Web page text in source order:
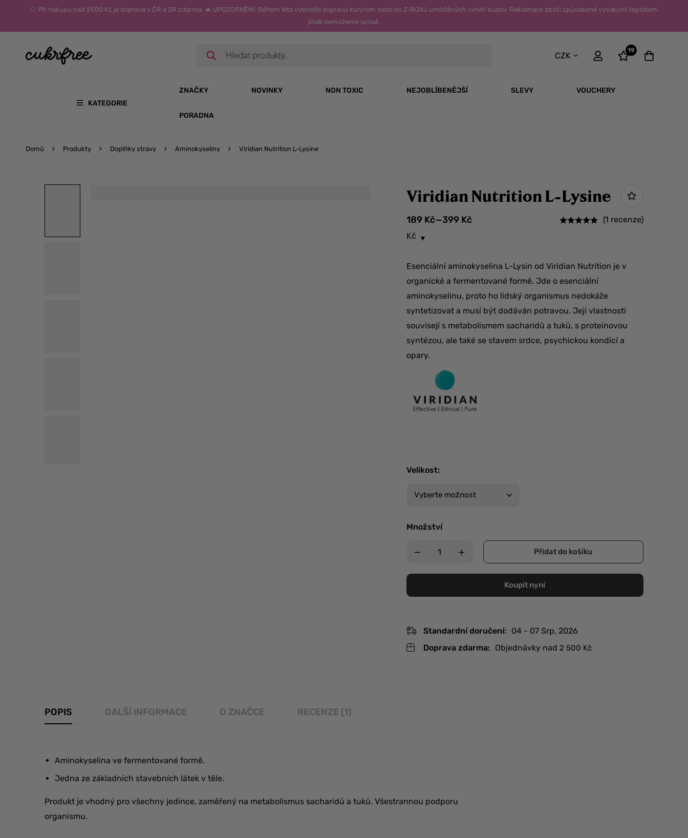
🤍 Při nákupu nad 2500 Kč je doprava v ČR a SR zdarma. 🔥 UPOZORNĚNÍ: Během léta vybírejte dopravu kurýrem nebo do Z-BOXů umístěných uvnitř budov. Reklamace zboží způsobené vysokými teplotami
jinak nemůžeme uznat.
CZK
19
KATEGORIE
ZNAČKY NOVINKY NON TOXIC NEJOBLÍBENĚJŠÍ SLEVY VOUCHERY
PORADNA
Domů Produkty Doplňky stravy Aminokyseliny Viridian Nutrition L-Lysine
Viridian Nutrition L-Lysine
189 Kč–399 Kč
(1 recenze)
Kč
Esenciální aminokyselina L-Lysin od Viridian Nutrition je v
organické a fermentované formě. Jde o esenciální
aminokyselinu, proto ho lidský organismus nedokáže
syntetizovat a musí být dodáván potravou. Její vlastnosti
souvisejí s metabolismem sacharidů a tuků, s proteinovou
syntézou, ale také se stavem srdce, psychickou kondicí a
opary.
Velikost:
Množství
Přidat do košíku
Koupit nyní
Standardní doručení: 04 - 07 Srp, 2026
Doprava zdarma: Objednávky nad 2 500 Kč
POPIS DALŠÍ INFORMACE O ZNAČCE RECENZE (1)
Aminokyselina ve fermentované formě.
Jedna ze základních stavebních látek v těle.
Produkt je vhodný pro všechny jedince, zaměřený na metabolismus sacharidů a tuků. Všestrannou podporu
organismu.